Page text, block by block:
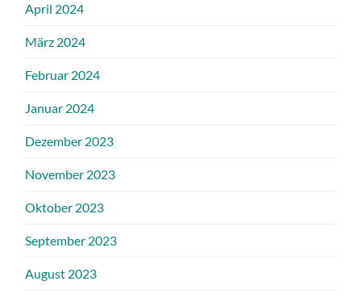
April 2024
März 2024
Februar 2024
Januar 2024
Dezember 2023
November 2023
Oktober 2023
September 2023
August 2023